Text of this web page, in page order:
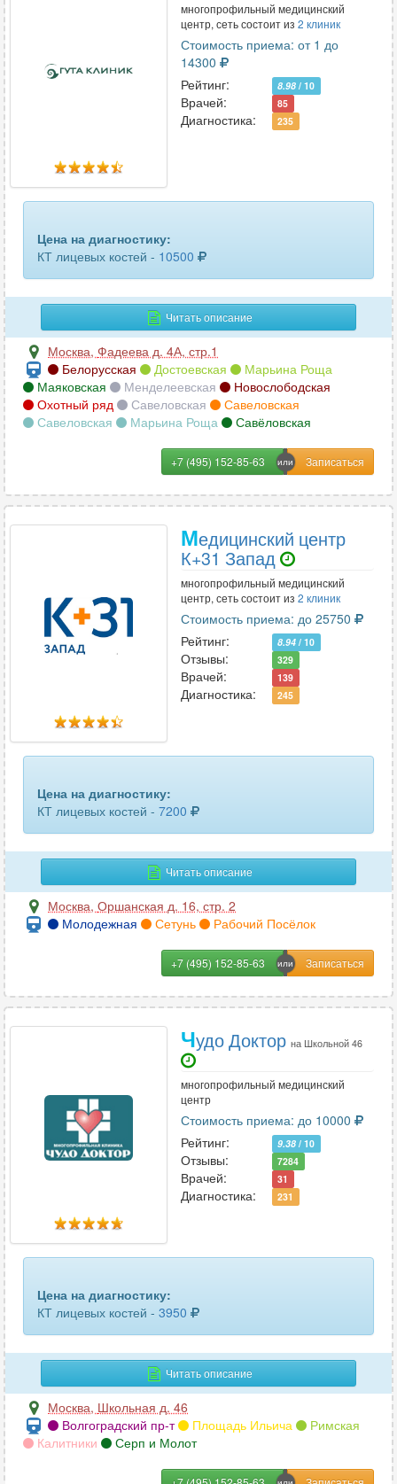
глазницы
гортани
грудной аорты
двух челюстей 96
желудка 3
желчного пузыря
зубов
КЛКТ ВНЧС (височно-нижнечелюстного сустава) 12
копчика 45
крестцово-подвздошных сочленений
лимфоузлов
лицевых костей
55
лучезапястного сустава
мягких тканей лица
мягких тканей шеи
органов грудной клетки
печени
пищевода 16
плечевого сустава 57
плечевой кости 24
многопрофильный медицинский
центр, сеть состоит из 2 клиник
Стоимость приема: от 1 до
14300
Рейтинг:
8.98 / 10
Врачей: 85
Диагностика: 235
Цена на диагностику:
КТ лицевых костей - 10500
Читать описание
Москва, Фадеева д. 4А, стр.1
Белорусская
Достоевская
Марьина Роща
Маяковская
Менделеевская
Новослободская
Охотный ряд
Савеловская
Савеловская
Савеловская
Марьина Роща Савёловская
+7 (495) 152-85-63
Медицинский центр
К+31 Запад
многопрофильный медицинский
центр, сеть состоит из 2 клиник
Стоимость приема: до 25750
Рейтинг:
8.94 / 10
Отзывы: 329
Врачей: 139
Диагностика: 245
Цена на диагностику:
КТ лицевых костей - 7200
Читать описание
Москва, Оршанская д. 16, стр. 2
Молодежная
Сетунь Рабочий Посёлок
+7 (495) 152-85-63
Чудо Доктор на Школьной 46
многопрофильный медицинский
центр
Стоимость приема: до 10000
Рейтинг:
9.38 / 10
Отзывы: 7284
Врачей: 31
Диагностика: 231
Цена на диагностику:
КТ лицевых костей - 3950
Читать описание
Москва, Школьная д. 46
Волгоградский пр-т
Площадь Ильича
Римская
Калитники
Серп и Молот